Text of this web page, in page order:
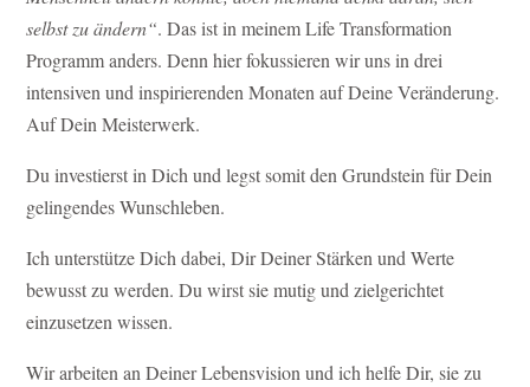
selbst zu ändern“. Das ist in meinem Life Transformation
Programm anders. Denn hier fokussieren wir uns in drei
intensiven und inspirierenden Monaten auf Deine Veränderung.
Auf Dein Meisterwerk.
Du investierst in Dich und legst somit den Grundstein für Dein
gelingendes Wunschleben.
Ich unterstütze Dich dabei, Dir Deiner Stärken und Werte
bewusst zu werden. Du wirst sie mutig und zielgerichtet
einzusetzen wissen.
Wir arbeiten an Deiner Lebensvision und ich helfe Dir, sie zu